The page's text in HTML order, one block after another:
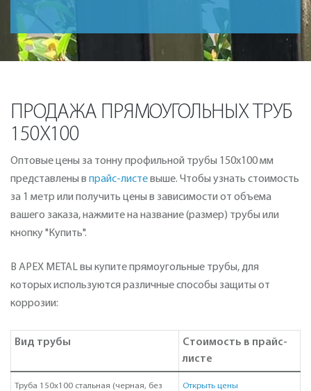
ПРОДАЖА ПРЯМОУГОЛЬНЫХ ТРУБ
150Х100
Оптовые цены за тонну профильной трубы 150х100 мм
представлены в прайс-листевыше. Чтобы узнать стоимость
за 1 метр или получить цены в зависимости от объема
вашего заказа, нажмите на название (размер) трубы или
кнопку "Купить".
В APEX METAL вы купите прямоугольные трубы, для
которых используются различные способы защиты от
коррозии:
Вид трубы
Стоимость в прайс-
листе
Труба 150х100 стальная (черная, без
Открыть цены